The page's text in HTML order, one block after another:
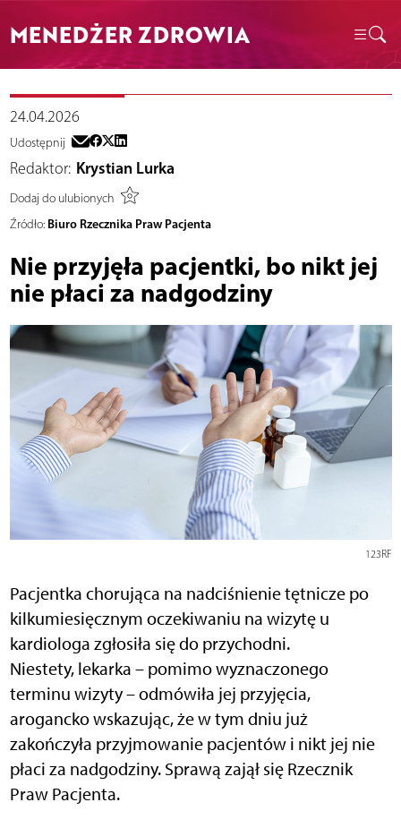
MENEDŻER ZDROWIA
24.04.2026
Udostępnij
Redaktor: Krystian Lurka
Dodaj do ulubionych
Źródło: Biuro Rzecznika Praw Pacjenta
Nie przyjęła pacjentki, bo nikt jej
nie płaci za nadgodziny
123RF
Pacjentka chorująca na nadciśnienie tętnicze po
kilkumiesięcznym oczekiwaniu na wizytę u
kardiologa zgłosiła się do przychodni.
Niestety, lekarka – pomimo wyznaczonego
terminu wizyty – odmówiła jej przyjęcia,
arogancko wskazując, że w tym dniu już
zakończyła przyjmowanie pacjentów i nikt jej nie
płaci za nadgodziny. Sprawą zajął się Rzecznik
Praw Pacjenta.